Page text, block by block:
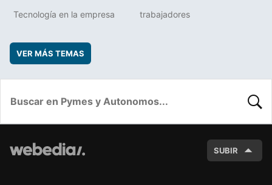
Tecnología en la empresa trabajadores
VER MÁS TEMAS
SUBIR